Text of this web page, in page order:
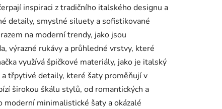
inspiraci z tradičního italského designu a
detaily, smyslné siluety a sofistikované
na moderní trendy, jako jsou
výrazné rukávy a průhledné vrstvy, které
využívá špičkové materiály, jako je italský
třpytivé detaily, které šaty proměňují v
širokou škálu stylů, od romantických a
minimalistické šaty a okázalé